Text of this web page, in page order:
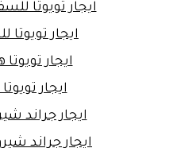
ايجار تويوتا
ايجار تويوتا
ايجار
ايجار
ايجار جراند
ايجار جراند